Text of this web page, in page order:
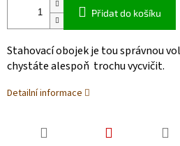
Přidat do košíku
Stahovací obojek je tou správnou
chystáte alespoň trochu vycvičit.
Detailní informace